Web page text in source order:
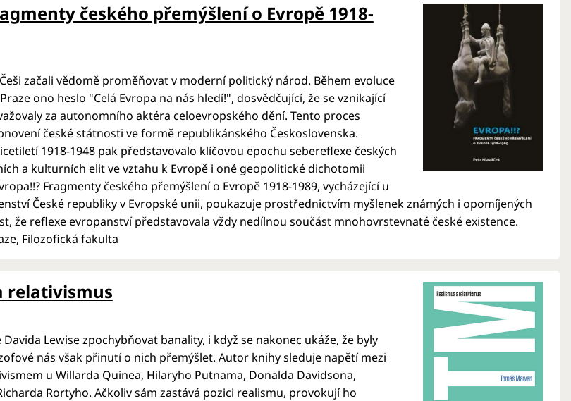
českého přemýšlení o Evropě 1918-
začali vědomě proměňovat v moderní politický národ. Během evoluce
ono heslo "Celá Evropa na nás hledí!", dosvědčující, že se vznikající
za autonomního aktéra celoevropského dění. Tento proces
české státnosti ve formě republikánského Československa.
1918-1948 pak představovalo klíčovou epochu sebereflexe českých
a kulturních elit ve vztahu k Evropě i oné geopolitické dichotomii
Fragmenty českého přemýšlení o Evropě 1918-1989, vycházející u
České republiky v Evropské unii, poukazuje prostřednictvím myšlenek známých i opomíjených
že reflexe evropanství představovala vždy nedílnou součást mnohovrstevnaté české existence.
Filozofická fakulta
relativismus
Lewise zpochybňovat banality, i když se nakonec ukáže, že byly
nás však přinutí o nich přemýšlet. Autor knihy sleduje napětí mezi
u Willarda Quinea, Hilaryho Putnama, Donalda Davidsona,
Rortyho. Ačkoliv sám zastává pozici realismu, provokují ho